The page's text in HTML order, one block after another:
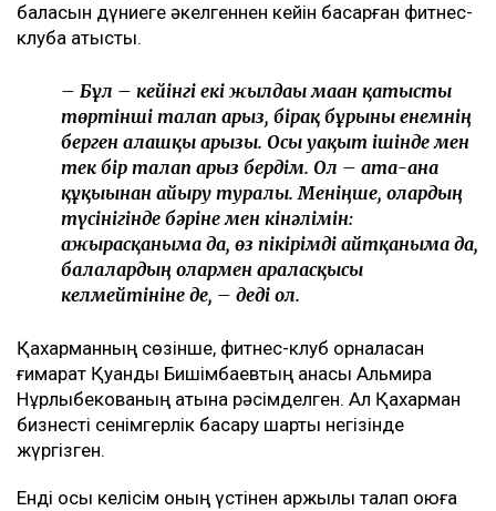
баласын дүниеге әкелгеннен кейін басқарған фитнес-
клубқа қатысты.
– Бұл – кейінгі екі жылдағы маған қатысты
төртінші талап арыз, бірақ бұрынғы енемнің
берген алғашқы арызы. Осы уақыт ішінде мен
тек бір талап арыз бердім. Ол – ата-ана
құқығынан айыру туралы. Меніңше, олардың
түсінігінде бәріне мен кінәлімін:
ажырасқаныма да, өз пікірімді айтқаныма да,
балалардың олармен араласқысы
келмейтініне де, – деді ол.
Қахарманның сөзінше, фитнес-клуб орналасқан
ғимарат Қуандық Бишімбаевтың анасы Альмира
Нұрлыбекованың атына рәсімделген. Ал Қахарман
бизнесті сенімгерлік басқару шарты негізінде
жүргізген.
Енді осы келісім оның үстінен қаржылық талап қоюға